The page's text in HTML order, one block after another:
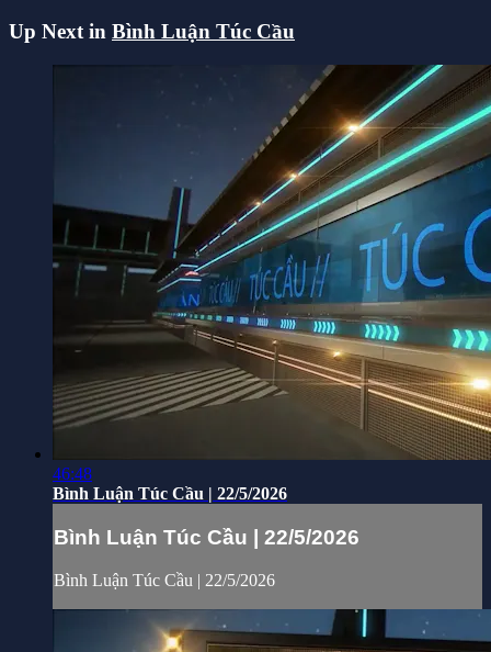
Up Next in Bình Luận Túc Cầu
46:48
Bình Luận Túc Cầu | 22/5/2026
Bình Luận Túc Cầu | 22/5/2026
Bình Luận Túc Cầu | 22/5/2026